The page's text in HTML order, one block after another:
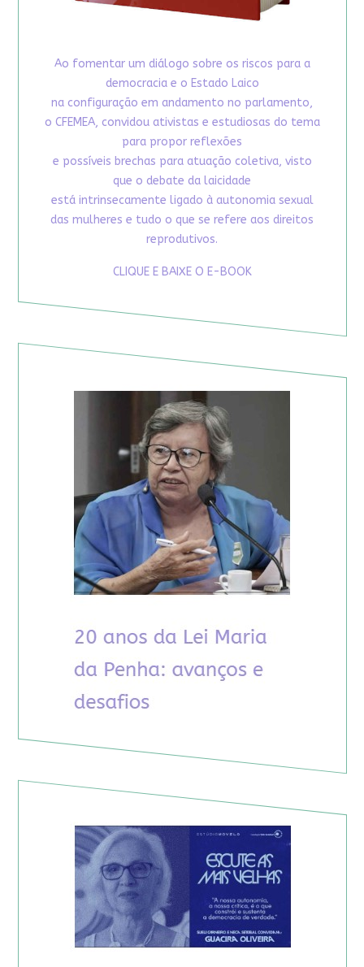
Ao fomentar um diálogo sobre os riscos para a
democracia e o Estado Laico
na configuração em andamento no parlamento,
o CFEMEA, convidou ativistas e estudiosas do tema
para propor reflexões
e possíveis brechas para atuação coletiva, visto
que o debate da laicidade
está intrinsecamente ligado à autonomia sexual
das mulheres e tudo o que se refere aos direitos
reprodutivos.
CLIQUE E BAIXE O E-BOOK